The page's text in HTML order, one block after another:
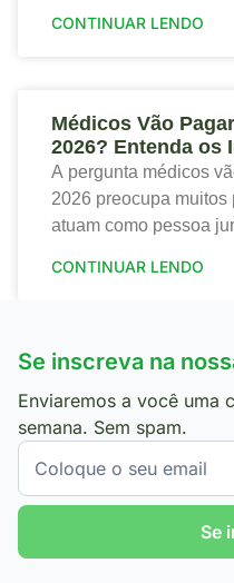
setor de saúde.
CONTINUAR LENDO
Médicos Vão
2026? Entenda os
A pergunta médicos
2026 preocupa
atuam como pessoa
mudanças
CONTINUAR LENDO
Se inscreva na
Enviaremos a você uma
semana. Sem spam.
Se